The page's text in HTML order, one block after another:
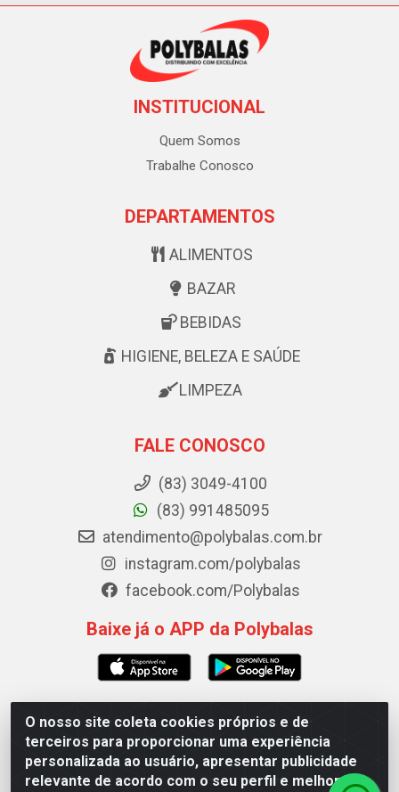
O nosso site coleta cookies próprios e de
terceiros para proporcionar uma experiência
personalizada ao usuário, apresentar publicidade
relevante de acordo com o seu perfil e melhorar a
INSTITUCIONAL
Quem Somos
Trabalhe Conosco
DEPARTAMENTOS
ALIMENTOS
BAZAR
BEBIDAS
HIGIENE, BELEZA E SAÚDE
LIMPEZA
FALE CONOSCO
(83) 3049-4100
(83) 991485095
atendimento@polybalas.com.br
instagram.com/polybalas
facebook.com/Polybalas
Baixe já o APP da Polybalas
Polybalas - Rua João Miguel de Souza, 173 Galpão B -
Ernesto Geisel, João Pessoa/PB - CEP 58.075-075 - CNPJ
00.909.327/0002-61